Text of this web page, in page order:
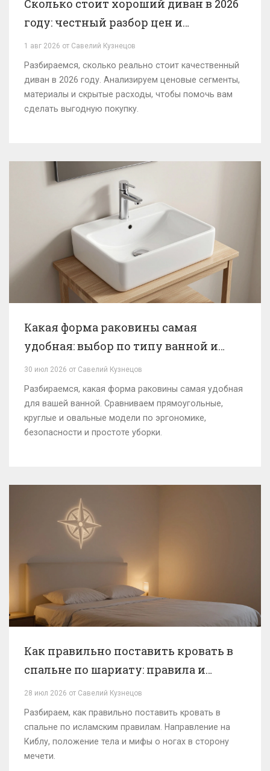
Сколько стоит хороший диван в 2026
году: честный разбор цен и
материалов
1 авг 2026 от Савелий Кузнецов
Разбираемся, сколько реально стоит качественный
диван в 2026 году. Анализируем ценовые сегменты,
материалы и скрытые расходы, чтобы помочь вам
сделать выгодную покупку.
Какая форма раковины самая
удобная: выбор по типу ванной и
привычкам
30 июл 2026 от Савелий Кузнецов
Разбираемся, какая форма раковины самая удобная
для вашей ванной. Сравниваем прямоугольные,
круглые и овальные модели по эргономике,
безопасности и простоте уборки.
Как правильно поставить кровать в
спальне по шариату: правила и
советы
28 июл 2026 от Савелий Кузнецов
Разбираем, как правильно поставить кровать в
спальне по исламским правилам. Направление на
Киблу, положение тела и мифы о ногах в сторону
мечети.